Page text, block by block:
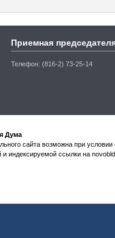
Приемная
Телефон: (816-2) 73-25-14
Дума
сайта возможна при
и индексируемой ссылки на